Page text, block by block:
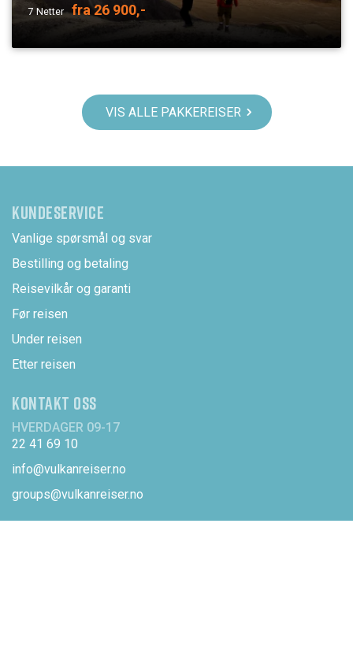
7 Netter fra 26 900,-
VIS ALLE PAKKEREISER
KUNDESERVICE
Vanlige spørsmål og svar
Bestilling og betaling
Reisevilkår og garanti
Før reisen
Under reisen
Etter reisen
KONTAKT OSS
HVERDAGER 09-17
22 41 69 10
info@vulkanreiser.no
groups@vulkanreiser.no